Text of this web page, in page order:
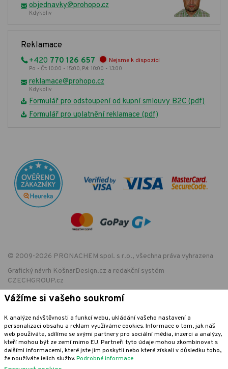
objednavky@prohopo.cz
Kdykoliv
Reklamace
+420 770 126 657 Nejsme k dispozici
Po - Čt: 10:00 - 15:00, Pá: 10:00 - 13:00
reklamace@prohopo.cz
Kdykoliv
Formulář pro odstoupení od kupní smlouvy B2C (pdf)
Formulář pro uplatnění reklamace (pdf)
© 2009-2026 PRONACHEM spol. s r.o., všechna práva vyhrazena
Grafický návrh KošnarDesign.cz a redakční systém
CZECHGROUP.cz
EET - označení provozovny:
Podle zákona o evidenci tržeb je prodávající povinen vystavit kupujícímu
účtenku. Zároveň je povinen zaevidovat přijatou tržbu u správce daně
online; v případě technického výpadku pak nejpozději do 48 hodin.
Vážíme si vašeho soukromí
K analýze návštěvnosti a funkcí webu, ukládání vašeho nastavení a
personalizaci obsahu a reklam využíváme cookies. Informace o tom, jak náš
web používáte, sdílíme se svými partnery pro sociální média, inzerci a analýzy,
kteří mohou být ze zemí mimo EU. Partneři tyto údaje mohou zkombinovat s
dalšími informacemi, které jste jim poskytli nebo které získali v důsledku toho,
že používáte jejich služby.Podrobné informace